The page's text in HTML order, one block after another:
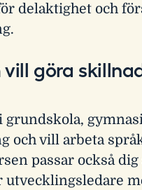
delaktighet och
vill göra
grundskola,
och vill arbeta
passar också
utvecklingsledare